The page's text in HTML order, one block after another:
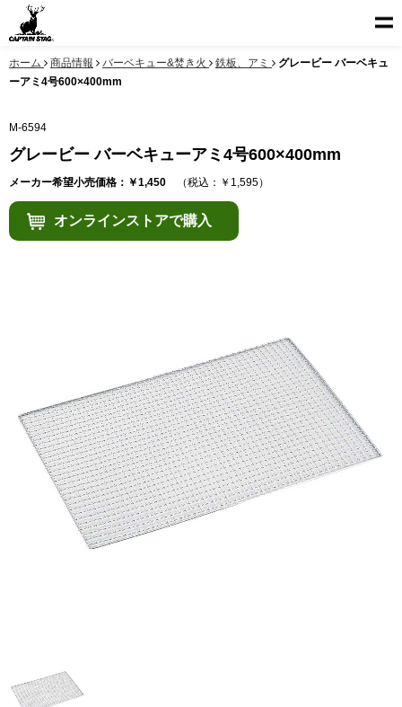
ホーム 商品情報 バーベキュー&焚き火 鉄板、アミ
グレービー バーベキュ
ーアミ4号600×400mm
M-6594
グレービー バーベキューアミ4号600×400mm
メーカー希望小売価格：￥1,450 （税込：￥1,595）
オンラインストアで購入